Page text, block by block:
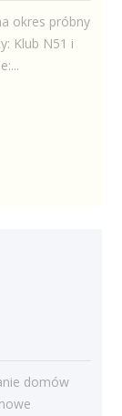
okres próbny
Klub N51 i
domów